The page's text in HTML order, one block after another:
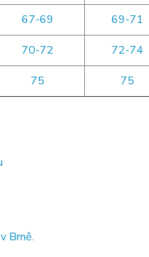
67-69
69-71
70-72
72-74
75 75
Brně.